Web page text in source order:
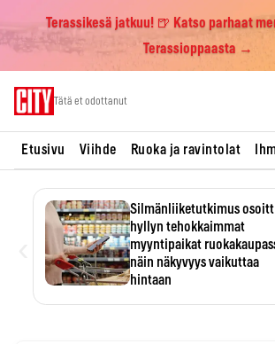
Terassikesä jatkuu! 🍺 Katso parhaat
Terassioppaasta →
Tätä et odottanut
Etusivu Viihde Ruoka ja ravintolat
Silmänliiketutkimus
hyllyn tehokkaimmat
myyntipaikat
näin näkyvyys vaikuttaa
hintaan